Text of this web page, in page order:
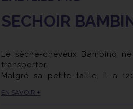
SECHOIR
Le sèche-cheveux Bambino
transporter.
Malgré sa petite taille, il a
Ce sèche cheveux est "bi-
EN SAVOIR +